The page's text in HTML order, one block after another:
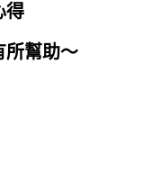
得
所幫助～